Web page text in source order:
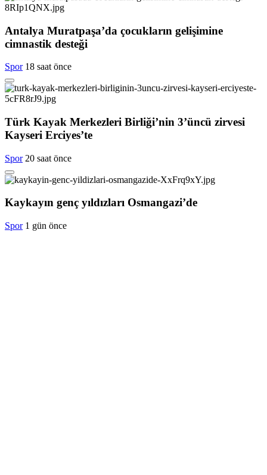
Antalya Muratpaşa’da çocukların gelişimine
cimnastik desteği
Spor 18 saat önce
Türk Kayak Merkezleri Birliği’nin 3’üncü zirvesi
Kayseri Erciyes’te
Spor 20 saat önce
Kaykayın genç yıldızları Osmangazi’de
Spor 1 gün önce